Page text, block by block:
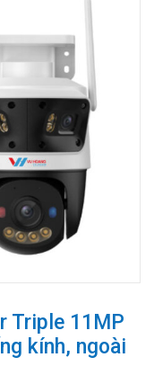
Triple 11MP
kính, ngoài